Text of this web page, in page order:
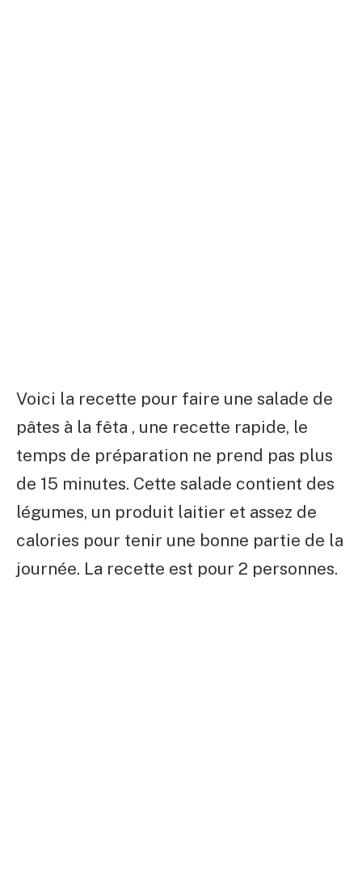
Voici la recette pour faire une salade de
pâtes à la fêta , une recette rapide, le
temps de préparation ne prend pas plus
de 15 minutes. Cette salade contient des
légumes, un produit laitier et assez de
calories pour tenir une bonne partie de la
journée. La recette est pour 2 personnes.